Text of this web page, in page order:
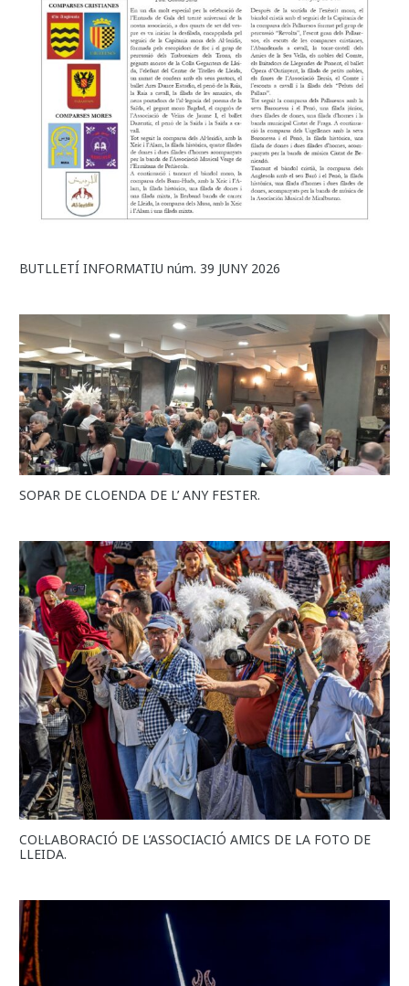
BUTLLETÍ INFORMATIU núm. 39 JUNY 2026
SOPAR DE CLOENDA DE L’ ANY FESTER.
COL·LABORACIÓ DE L’ASSOCIACIÓ AMICS DE LA FOTO DE
LLEIDA.